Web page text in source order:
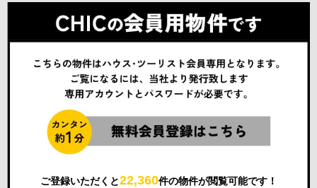
ご登録いただくと22,360件の物件が閲覧可能です！